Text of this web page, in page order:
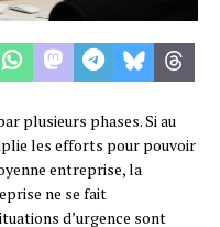
plusieurs phases. Si au
les efforts pour pouvoir
entreprise, la
ne se fait
d’urgence sont